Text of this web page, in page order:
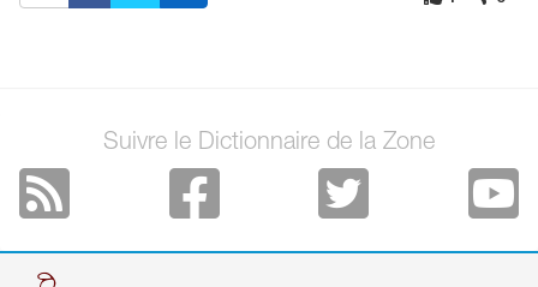
Suivre le Dictionnaire de la Zone